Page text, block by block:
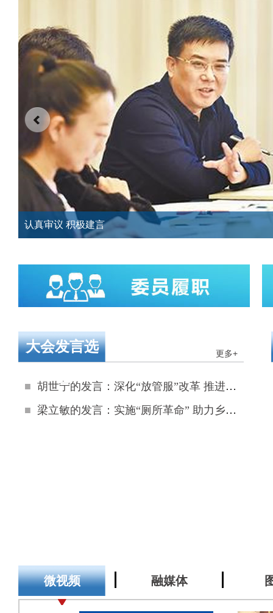
认真审议 积极建言
大会发言选
登
更多+
■ 胡世宁的发言：深化“放管服”改革 推进审批“最多跑一次”
■ 梁立敏的发言：实施“厕所革命” 助力乡村振兴
微视频 融媒体